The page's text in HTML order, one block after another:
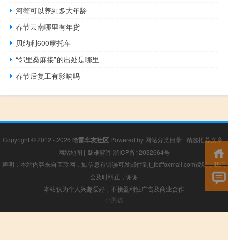
河蟹可以养到多大年龄
春节云南哪里有年货
贝纳利600摩托车
“邻里桑麻接”的出处是哪里
春节后复工有影响吗
Copyright © 2012 - 2026 哈雷车友社区Powered by 网站分类目录 | 精选推荐文章|
网站地图 | 疑难解答 浙ICP备12032664号
声明：本站内容来自互联网，如信息有错误可发邮件到f_fb#foxmail.com说明，我们
会及时纠正，谢谢
本站仅为个人兴趣爱好，不接盈利性广告及商业合作
小男孩